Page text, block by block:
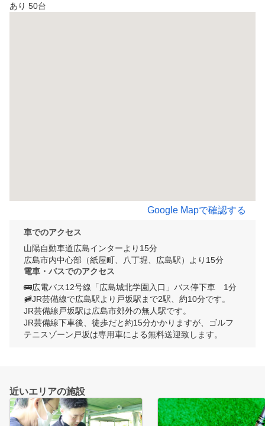
あり 50台
Google Mapで確認する
車でのアクセス
山陽自動車道広島インターより15分
広島市内中心部（紙屋町、八丁堀、広島駅）より15分
電車・バスでのアクセス
🚌広電バス12号線「広島城北学園入口」バス停下車　1分
🚞JR芸備線で広島駅より戸坂駅まで2駅、約10分です。
JR芸備線戸坂駅は広島市郊外の無人駅です。
JR芸備線下車後、徒歩だと約15分かかりますが、ゴルフ
テニスゾーン戸坂は専用車による無料送迎致します。
近いエリアの施設